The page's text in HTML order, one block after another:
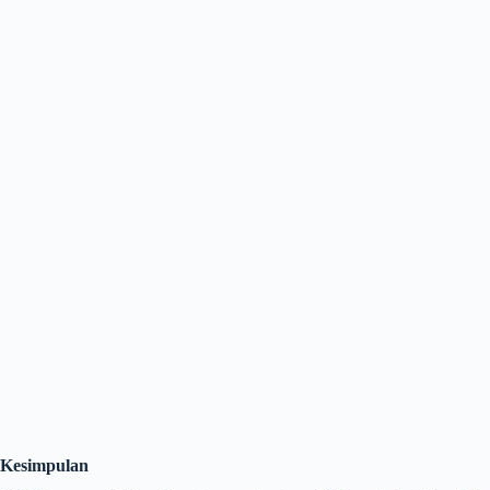
Kesimpulan